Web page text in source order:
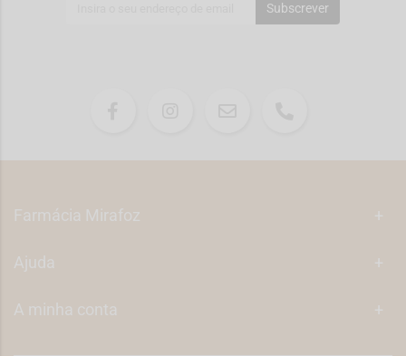
Subscrever
Farmácia Mirafoz +
Ajuda +
A minha conta +